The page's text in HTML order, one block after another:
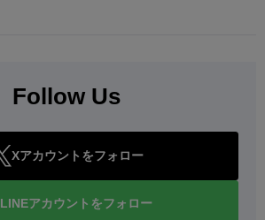
Follow Us
Xアカウントをフォロー
LINEアカウントをフォロー